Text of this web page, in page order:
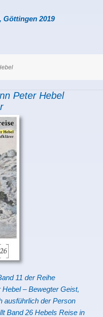
Göttingen 2019
Peter Hebel
11 der Reihe
– Bewegter Geist,
ausführlich der Person
Band 26 Hebels Reise in